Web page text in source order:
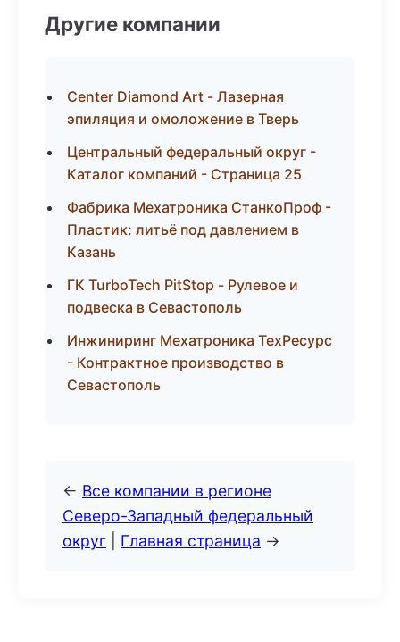
Другие компании
Center Diamond Art - Лазерная
эпиляция и омоложение в Тверь
Центральный федеральный округ -
Каталог компаний - Страница 25
Фабрика Мехатроника СтанкоПроф -
Пластик: литьё под давлением в
Казань
ГК TurboTech PitStop - Рулевое и
подвеска в Севастополь
Инжиниринг Мехатроника ТехРесурс
- Контрактное производство в
Севастополь
← Все компании в регионе
Северо-Западный федеральный
округ
Главная страница →